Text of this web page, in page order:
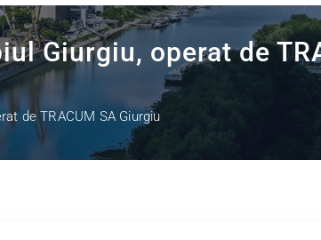
Giurgiu, operat de
de TRACUM SA Giurgiu